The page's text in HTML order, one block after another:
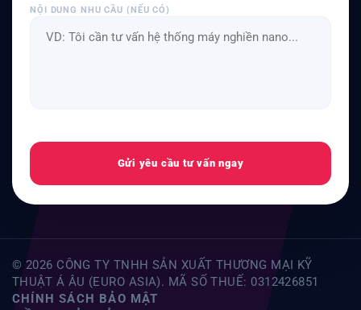
NỘI DUNG NHU CẦU (NẾU CÓ)
Gửi yêu cầu tư vấn ngay
© 2026 CÔNG TY TNHH SẢN XUẤT THƯƠNG MẠI KỸ
THUẬT Á ÂU (EURO ASIA). MÃ SỐ THUẾ: 0312426851
CHÍNH SÁCH BẢO MẬT